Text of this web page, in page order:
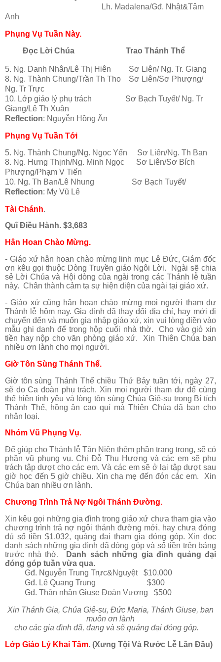
Lh. Madalena/Gđ. Nhật&Tâm
Anh
Phụng Vụ Tuần Này.
Đọc Lời Chúa
Trao Thánh Thể
5. Ng. Danh Nhân/Lê Thị Hiên Sơ Liên/ Ng. Tr. Giang
8. Ng. Thành Chung/Trần Th Tho Sơ Liên/Sơ Phượng/
Ng. Tr Trực
10. Lớp giáo lý phụ trách Sơ Bạch Tuyết/ Ng. Tr
Giang/Lê Th Xuân
Reflection: Nguyễn Hồng Ân
Phụng Vụ Tuần Tới
5. Ng. Thành Chung/Ng. Ngọc Yến Sơ Liên/Ng. Th Ban
8. Ng. Hưng Thịnh/Ng. Minh Ngọc Sơ Liên/Sơ Bích
Phượng/Phạm V Tiến
10. Ng. Th Ban/Lê Nhung Sơ Bạch Tuyết/
Reflection: My Vũ Lê
Tài Chánh.
Quĩ Điều Hành. $3,683
Hân Hoan Chào Mừng.
- Giáo xứ hân hoan chào mừng linh mục Lê Đức, Giám đốc
ơn kêu gọi thuộc Dòng Truyền giáo Ngôi Lời. Ngài sẽ chia
sẻ Lời Chúa và Hội dòng của ngài trong các Thánh lễ tuần
này. Chân thành cảm tạ sự hiện diện của ngài tại giáo xứ.
- Giáo xứ cũng hân hoan chào mừng mọi người tham dự
Thánh lễ hôm nay. Gia đình đã thay đổi địa chỉ, hay mới di
chuyển đến và muốn gia nhập giáo xứ, xin vui lòng điền vào
mẫu ghi danh để trong hộp cuối nhà thờ. Cho vào giỏ xin
tiền hay nộp cho văn phòng giáo xứ. Xin Thiên Chúa ban
nhiều ơn lành cho mọi người.
Giờ Tôn Sùng Thánh Thể.
Giờ tôn sùng Thánh Thể chiều Thứ Bảy tuần tới, ngày 27,
sẽ do Ca đoàn phụ trách. Xin mọi người tham dự để cùng
thể hiện tình yêu và lòng tôn sùng Chúa Giê-su trong Bí tích
Thánh Thể, hồng ân cao quí mà Thiên Chúa đã ban cho
nhân loại.
Nhóm Vũ Phụng Vụ.
Để giúp cho Thánh lễ Tân Niên thêm phần trang trọng, sẽ có
phần vũ phụng vụ. Chị Đỗ Thu Hương và các em sẽ phụ
trách tập dượt cho các em. Và các em sẽ ở lại tập dượt sau
giờ học đến 5 giờ chiều. Xin cha mẹ đến đón các em. Xin
Chúa ban nhiều ơn lành.
Chương Trình Trả Nợ Ngôi Thánh Đường.
Xin kêu gọi những gia đình trong giáo xứ chưa tham gia vào
chương trình trả nợ ngôi thánh đường mới, hay chưa đóng
đủ số tiền $1,032, quảng đại tham gia đóng góp. Xin đọc
danh sách những gia đình đã đóng góp và số tiền trên bảng
trước nhà thờ.
Danh sách những gia đình quảng đại
đóng góp tuần vừa qua.
Gđ. Nguyễn Trung Trực&Nguyệt $10,000
Gđ. Lê Quang Trung $300
Gđ. Thân nhân Giuse Đoàn Vượng $500
Xin Thánh Gia, Chúa Giê-su, Đức Maria, Thánh Giuse, ban
muôn ơn lành
cho các gia đình đã, đang và sẽ quảng đại đóng góp.
Lớp Giáo Lý Khai Tâm. (Xưng Tội Và Rước Lễ Lần Đầu)